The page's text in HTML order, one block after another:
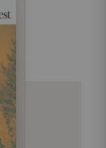
corrosif... Sur un
formation
première fois".
après un
adapté au cinéma
Marco